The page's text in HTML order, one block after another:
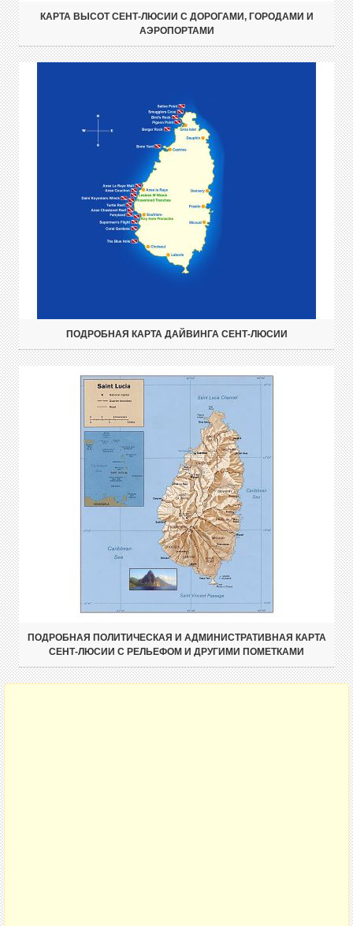
КАРТА ВЫСОТ СЕНТ-ЛЮСИИ С ДОРОГАМИ, ГОРОДАМИ И
АЭРОПОРТАМИ
ПОДРОБНАЯ КАРТА ДАЙВИНГА СЕНТ-ЛЮСИИ
ПОДРОБНАЯ ПОЛИТИЧЕСКАЯ И АДМИНИСТРАТИВНАЯ КАРТА
СЕНТ-ЛЮСИИ С РЕЛЬЕФОМ И ДРУГИМИ ПОМЕТКАМИ